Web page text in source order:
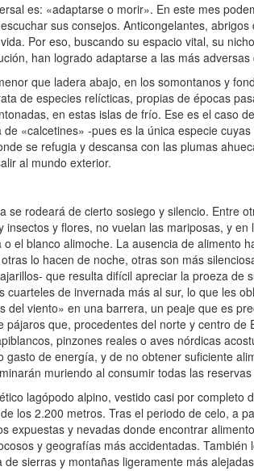
es: «adaptarse o morir». En este mes
sus consejos. Anticongelantes,
Por eso, buscando su espacio vital, su
han logrado adaptarse a las más
que ladera abajo, en los somontanos y
de especies relícticas, propias de épocas
en estas islas de frío. Ese es el caso
«calcetines» -pues es la única especie
se refugia y descansa con las plumas
al mundo exterior.
rodeará de cierto sosiego y silencio. Entre
y flores, no vuelan las mariposas, y
el blanco alimoche. La ausencia de alimento
lo hacen de noche, otras son más
que resulta difícil apreciar la proeza de
de invernada más al sur, lo que les
viento» en una barrera, un peaje que es
que, procedentes del norte y centro de
pinzones reales o aves nórdicas
de energía, y de no obtener suficiente
muriendo al consumir todas las
lagópodo alpino, vestido casi por completo
los 2.200 metros. Tras el periodo de celo, a
expuestas y nevadas donde encontrar
y geografías más accidentadas.
sierras y montañas ligeramente más